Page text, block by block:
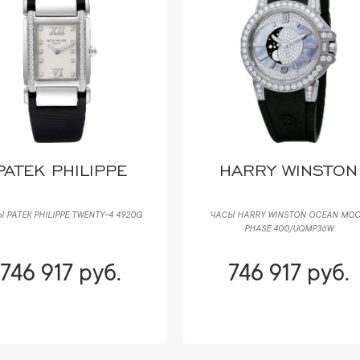
PHILIPPE
PHILIPPE TWENTY-4 4920G
746 917 руб.
HARRY WINSTON
ЧАСЫ HARRY WINSTON OCEAN
PHASE 400/UQMP36W
746 917 руб.